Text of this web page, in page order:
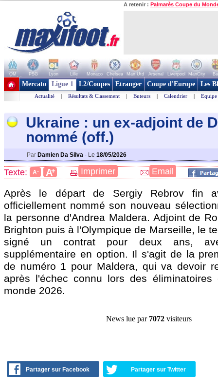
A retenir : Palmarès Coupe du
OM PSG Lyon Lille Monaco Chelsea Man Utd Arsenal Liverpool ManCity
+ de clubs
Mercato Ligue 1 L2/Coupes Etranger Coupe d'Europe Les
Actualité | Résultats & Classement | Buteurs | Calendrier | Equipe
Ukraine : un ex-adjoint de
nommé (off.)
Par Damien Da Silva - Le 18/05/2026
Texte: A- A+ Imprimer Email
Après le départ de Sergiy Rebrov fin
officiellement nommé son nouveau
la personne d'Andrea Maldera. Adjoint de
Brighton puis à l'Olympique de Marseille, le
signé un contrat pour deux ans,
supplémentaire en option. Il s'agit de la
de numéro 1 pour Maldera, qui va devoir
après l'échec connu lors des
monde 2026.
News lue par 7072 visiteurs
Partager sur Facebook Partager sur Twitter